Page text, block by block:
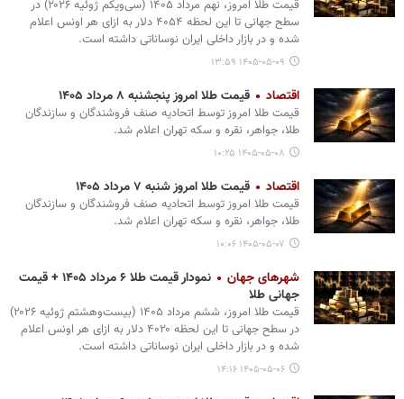
قیمت طلا امروز، نهم مرداد ۱۴۰۵ (‌سی‌ویکم ژوئیه ۲۰۲۶) در
سطح جهانی تا این لحظه ۴۰۵۴ دلار به ازای هر اونس اعلام
شده و در بازار داخلی ایران نوساناتی داشته است.
۱۴۰۵-۰۵-۰۹ ۱۳:۵۹
اقتصاد قیمت طلا امروز پنجشنبه ۸ مرداد ۱۴۰۵
قیمت طلا امروز توسط اتحادیه صنف فروشندگان و سازندگان
طلا، جواهر، نقره و سکه تهران اعلام شد.
۱۴۰۵-۰۵-۰۸ ۱۰:۲۵
اقتصاد قیمت طلا امروز شنبه ۷ مرداد ۱۴۰۵
قیمت طلا امروز توسط اتحادیه صنف فروشندگان و سازندگان
طلا، جواهر، نقره و سکه تهران اعلام شد.
۱۴۰۵-۰۵-۰۷ ۱۰:۰۶
شهرهای جهان
نمودار قیمت طلا ۶ مرداد ۱۴۰۵ + قیمت
جهانی طلا
قیمت طلا امروز، ششم مرداد ۱۴۰۵ (‌بیست‌وهشتم ژوئیه ۲۰۲۶)
در سطح جهانی تا این لحظه ۴۰۲۰ دلار به ازای هر اونس اعلام
شده و در بازار داخلی ایران نوساناتی داشته است.
۱۴۰۵-۰۵-۰۶ ۱۴:۱۶